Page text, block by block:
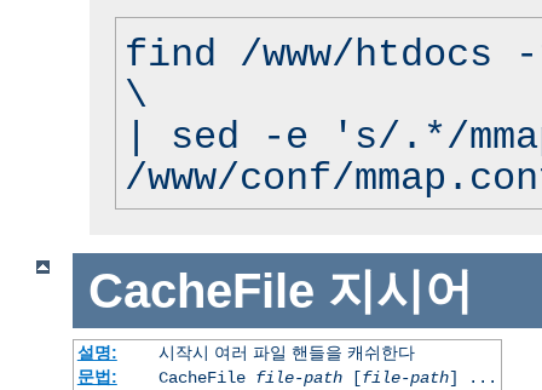
find /www/
\
| sed -e 's/.*/
/www/conf/
CacheFile 지시어
설명:
시작시 여러 파일 핸들을 캐쉬한다
문법:
CacheFile file-path[file-path] ...